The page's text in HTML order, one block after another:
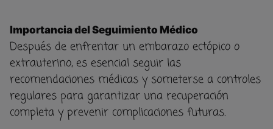
Importancia del Seguimiento Médico
Después de enfrentar un embarazo ectópico o
extrauterino, es esencial seguir las
recomendaciones médicas y someterse a controles
regulares para garantizar una recuperación
completa y prevenir complicaciones futuras.